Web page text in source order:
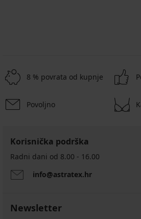
8 % povrata od kupnje
Povoljno
Korisnička podrška
Radni dani od 8.00 - 16.00
info@astratex.hr
Newsletter